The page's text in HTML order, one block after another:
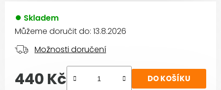
Skladem
Můžeme doručit do: 13.8.2026
Možnosti doručení
440 Kč DO KOŠÍKU